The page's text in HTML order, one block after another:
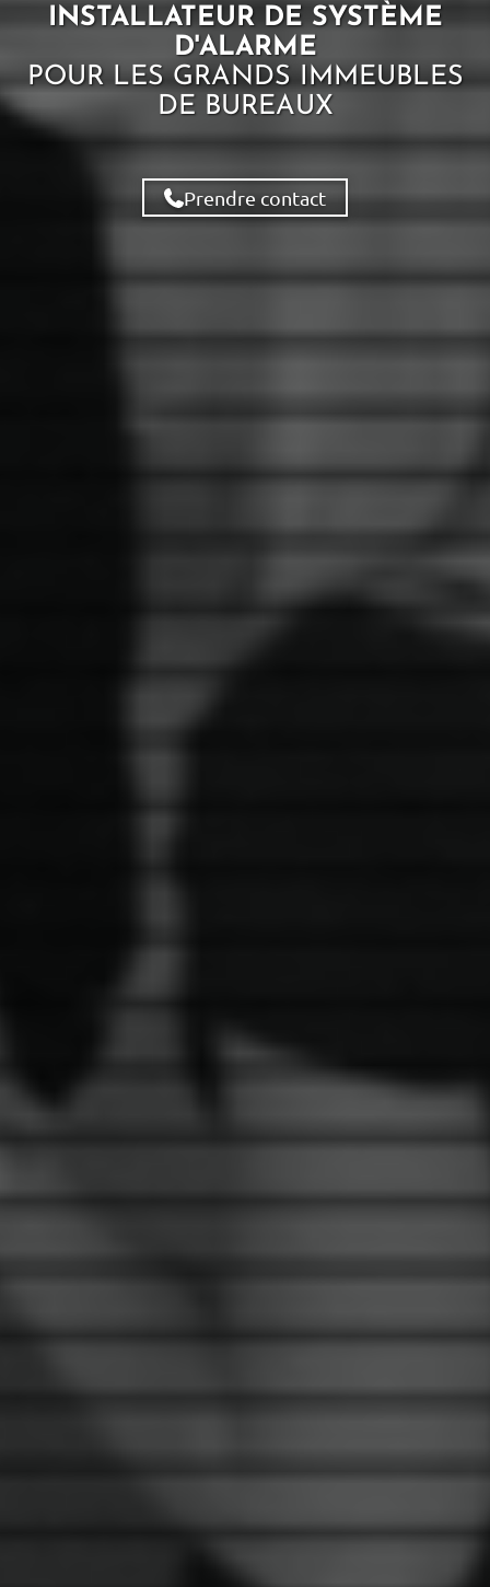
INSTALLATEUR DE SYSTÈME
D'ALARME
POUR LES GRANDS IMMEUBLES
DE BUREAUX
Prendre contact